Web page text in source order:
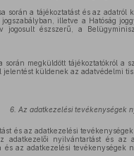
során a tájékoztatást és az adatról
illetve a Hatóság
észszerű, a
megküldött tájékoztatókról a
jelentést küldenek az adatvédelmi
6. Az adatkezelési tevékenységek
és az adatkezelési
adatkezelői nyilvántartást és az
az adatkezelési tevékenységek